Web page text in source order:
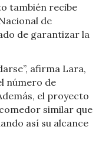
también recibe
de
de garantizar la
afirma Lara,
número de
el proyecto
similar que
así su alcance